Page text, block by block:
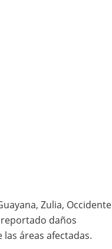
Zulia, Occidente
daños
áreas afectadas.